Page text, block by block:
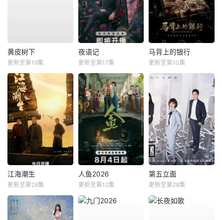
黄皮树下
更新至第19集
夜语记
更新至第17集
马背上的银行
更新至第10集
江海潮生
更新至第28集
人鱼2026
更新至第12集
第五立面
更新至第28集